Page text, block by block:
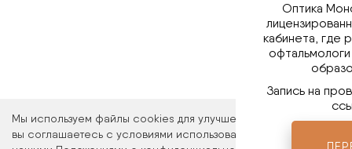
Мы используем файлы cookies для улучшения работы сайта.
вы соглашаетесь с условиями использования файлов cookies.
Оптика
кабинета, где
Запись на